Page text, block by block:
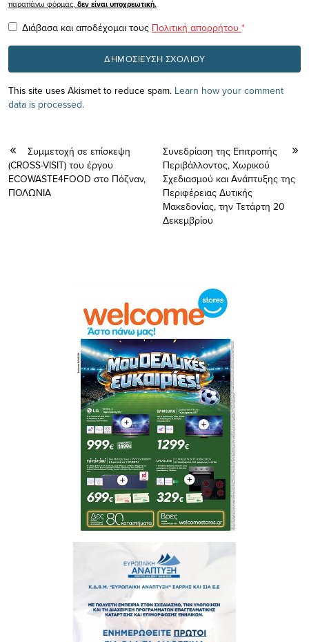
παραπάνω φόρμας, δεν είναι υποχρεωτική.
Διάβασα και αποδέχομαι τους Πολιτική απορρήτου *
This site uses Akismet to reduce spam. Learn how your comment
data is processed.
Συμμετοχή σε επίσκεψη
(CROSS-VISIT) του έργου
ECOWASTE4FOOD στο Πόζναν,
ΠΟΛΩΝΙΑ
Συνεδρίαση της Επιτροπής
Περιβάλλοντος, Χωρικού
Σχεδιασμού και Ανάπτυξης της
Περιφέρειας Δυτικής
Μακεδονίας, την Τετάρτη 20
Δεκεμβρίου